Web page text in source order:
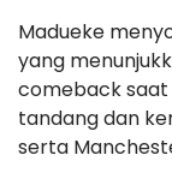
Madueke
yang
comeback saat
tandang dan
serta